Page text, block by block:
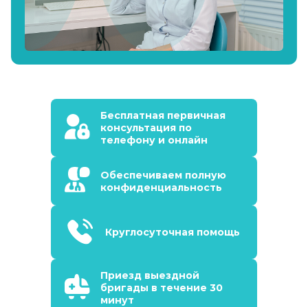
Бесплатная первичная
консультация по
телефону и онлайн
Обеспечиваем полную
конфиденциальность
Круглосуточная помощь
Приезд выездной
бригады в течение 30
минут